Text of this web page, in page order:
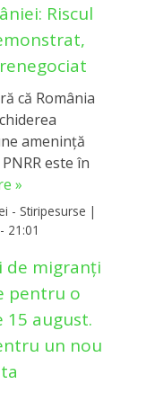
Riscul
că România
amenință
este în
»
- Stiripesurse |
21:01
de migranți
pentru o
15 august.
un nou